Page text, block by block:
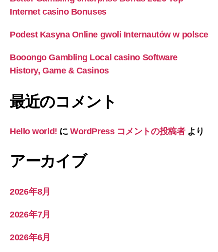
Internet casino Bonuses
Podest Kasyna Online gwoli Internautów w polsce
Booongo Gambling Local casino Software
History, Game & Casinos
最近のコメント
Hello world! にWordPress コメントの投稿者より
アーカイブ
2026年8月
2026年7月
2026年6月